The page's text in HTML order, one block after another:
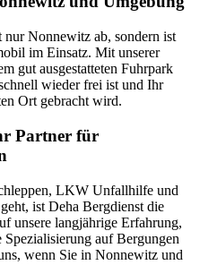
Nonnewitz ab, sondern ist
im Einsatz. Mit unserer
gut ausgestatteten Fuhrpark
wieder frei ist und Ihr
Ort gebracht wird.
Partner für
LKW Unfallhilfe und
ist Deha Bergdienst die
unsere langjährige Erfahrung,
auf Bergungen
wenn Sie in Nonnewitz und